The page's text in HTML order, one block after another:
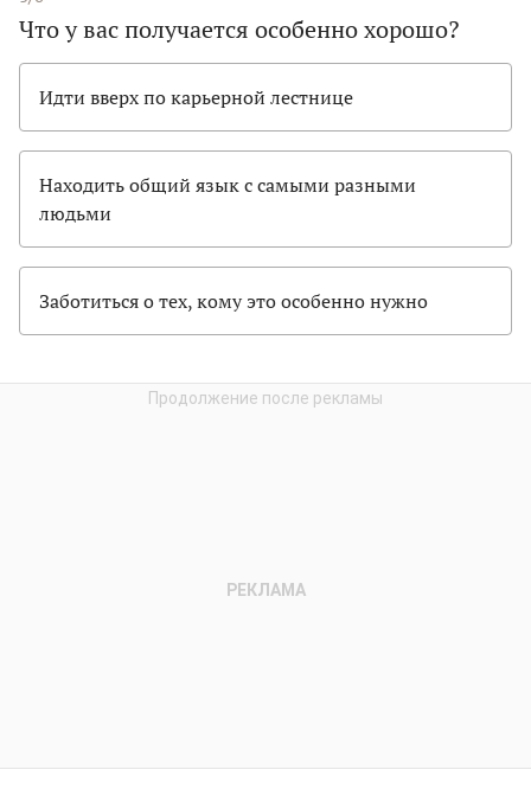
Что у вас получается особенно хорошо?
Идти вверх по карьерной лестнице
Находить общий язык с самыми разными
людьми
Заботиться о тех, кому это особенно нужно